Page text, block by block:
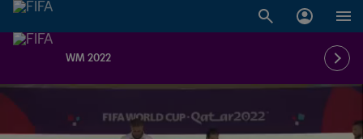
WM 2022